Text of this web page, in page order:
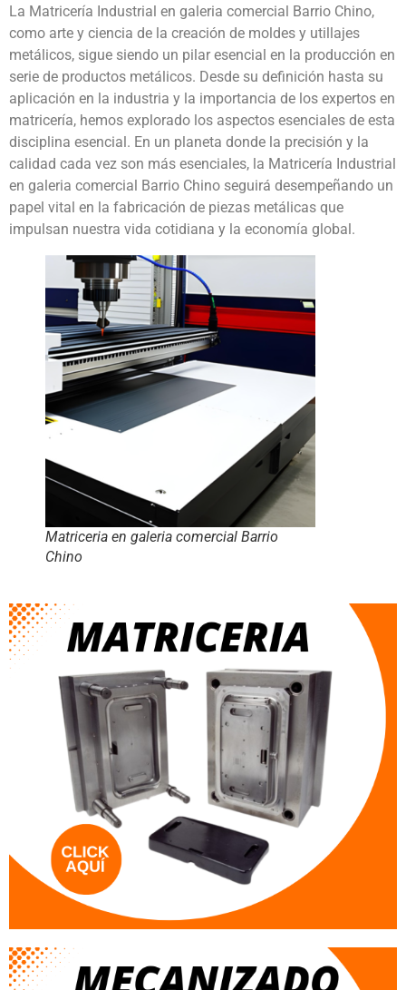
La Matricería Industrial en galeria comercial Barrio Chino,
como arte y ciencia de la creación de moldes y utillajes
metálicos, sigue siendo un pilar esencial en la producción en
serie de productos metálicos. Desde su definición hasta su
aplicación en la industria y la importancia de los expertos en
matricería, hemos explorado los aspectos esenciales de esta
disciplina esencial. En un planeta donde la precisión y la
calidad cada vez son más esenciales, la Matricería Industrial
en galeria comercial Barrio Chino seguirá desempeñando un
papel vital en la fabricación de piezas metálicas que
impulsan nuestra vida cotidiana y la economía global.
Matriceria en galeria comercial Barrio
Chino